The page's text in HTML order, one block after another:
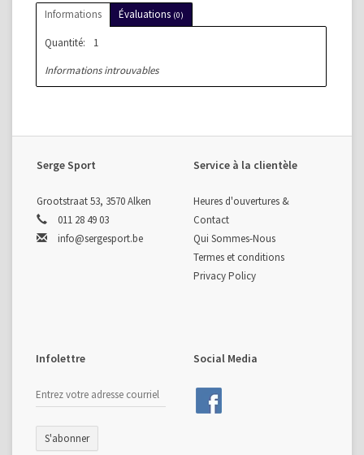
Informations Évaluations (0)
Quantité:
1
Informations introuvables
Serge Sport
Grootstraat 53, 3570 Alken
011 28 49 03
info@sergesport.be
Service à la clientèle
Heures d'ouvertures &
Contact
Qui Sommes-Nous
Termes et conditions
Privacy Policy
Infolettre
S'abonner
Social Media